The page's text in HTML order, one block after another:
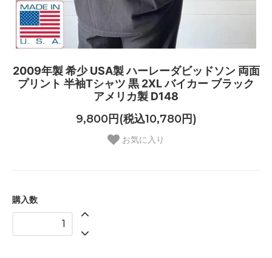
2009年製 希少 USA製 ハーレーダビッドソン 両面
プリント 半袖Tシャツ 黒 2XL バイカー ブラック
アメリカ製 D148
9,800円(税込10,780円)
お気に入り
購入数